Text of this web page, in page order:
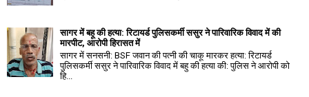
सागर में बहू की हत्या: रिटायर्ड पुलिसकर्मी ससुर ने पारिवारिक विवाद में की
मारपीट, आरोपी हिरासत में
सागर में सनसनी: BSF जवान की पत्नी की चाकू मारकर हत्या: रिटायर्ड
पुलिसकर्मी ससुर ने पारिवारिक विवाद में बहु की हत्या की: पुलिस ने आरोपी को
हि...